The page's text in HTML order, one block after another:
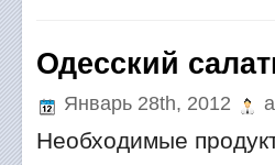
Одесский
Январь 28th, 2012
Необходимые